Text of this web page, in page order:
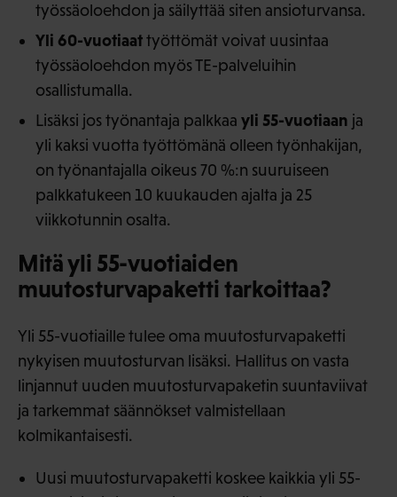
työssäoloehdon ja säilyttää siten ansioturvansa.
Yli 60-vuotiaattyöttömät voivat uusintaa
työssäoloehdon myös TE-palveluihin
osallistumalla.
Lisäksi jos työnantaja palkkaa yli 55-vuotiaan ja
yli kaksi vuotta työttömänä olleen työnhakijan,
on työnantajalla oikeus 70 %:n suuruiseen
palkkatukeen 10 kuukauden ajalta ja 25
viikkotunnin osalta.
Mitä yli 55-vuotiaiden
muutosturvapaketti tarkoittaa?
Yli 55-vuotiaille tulee oma muutosturvapaketti
nykyisen muutosturvan lisäksi. Hallitus on vasta
linjannut uuden muutosturvapaketin suuntaviivat
ja tarkemmat säännökset valmistellaan
kolmikantaisesti.
Uusi muutosturvapaketti koskee kaikkia yli 55-